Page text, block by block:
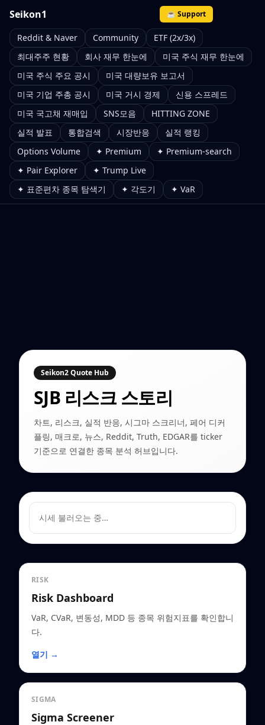
Seikon1 ☕ Support
Reddit & Naver Community
ETF (2x/3x)
최대주주 현황
회사 재무 한눈에
미국 주식 재무 한눈에
미국 주식 주요 공시
미국 대량보유 보고서
미국 기업 주총 공시
미국 거시 경제
신용 스프레드
미국 국고채 재매입
SNS모음
HITTING ZONE
실적 발표
통합검색 시장반응
실적 랭킹
Options Volume
✦ Premium
✦ Premium-search
✦ Pair Explorer
✦ Trump Live
✦ 표준편차 종목 탐색기
✦ 각도기 ✦ VaR
Seikon2 Quote Hub
SJB리스크 스토리
차트, 리스크, 실적 반응, 시그마 스크리너, 페어 디커
플링, 매크로, 뉴스, Reddit, Truth, EDGAR를 ticker
기준으로 연결한 종목 분석 허브입니다.
시세 불러오는 중…
RISK
Risk Dashboard
VaR, CVaR, 변동성, MDD 등 종목 위험지표를 확인합니
다.
열기 →
SIGMA
Sigma Screener